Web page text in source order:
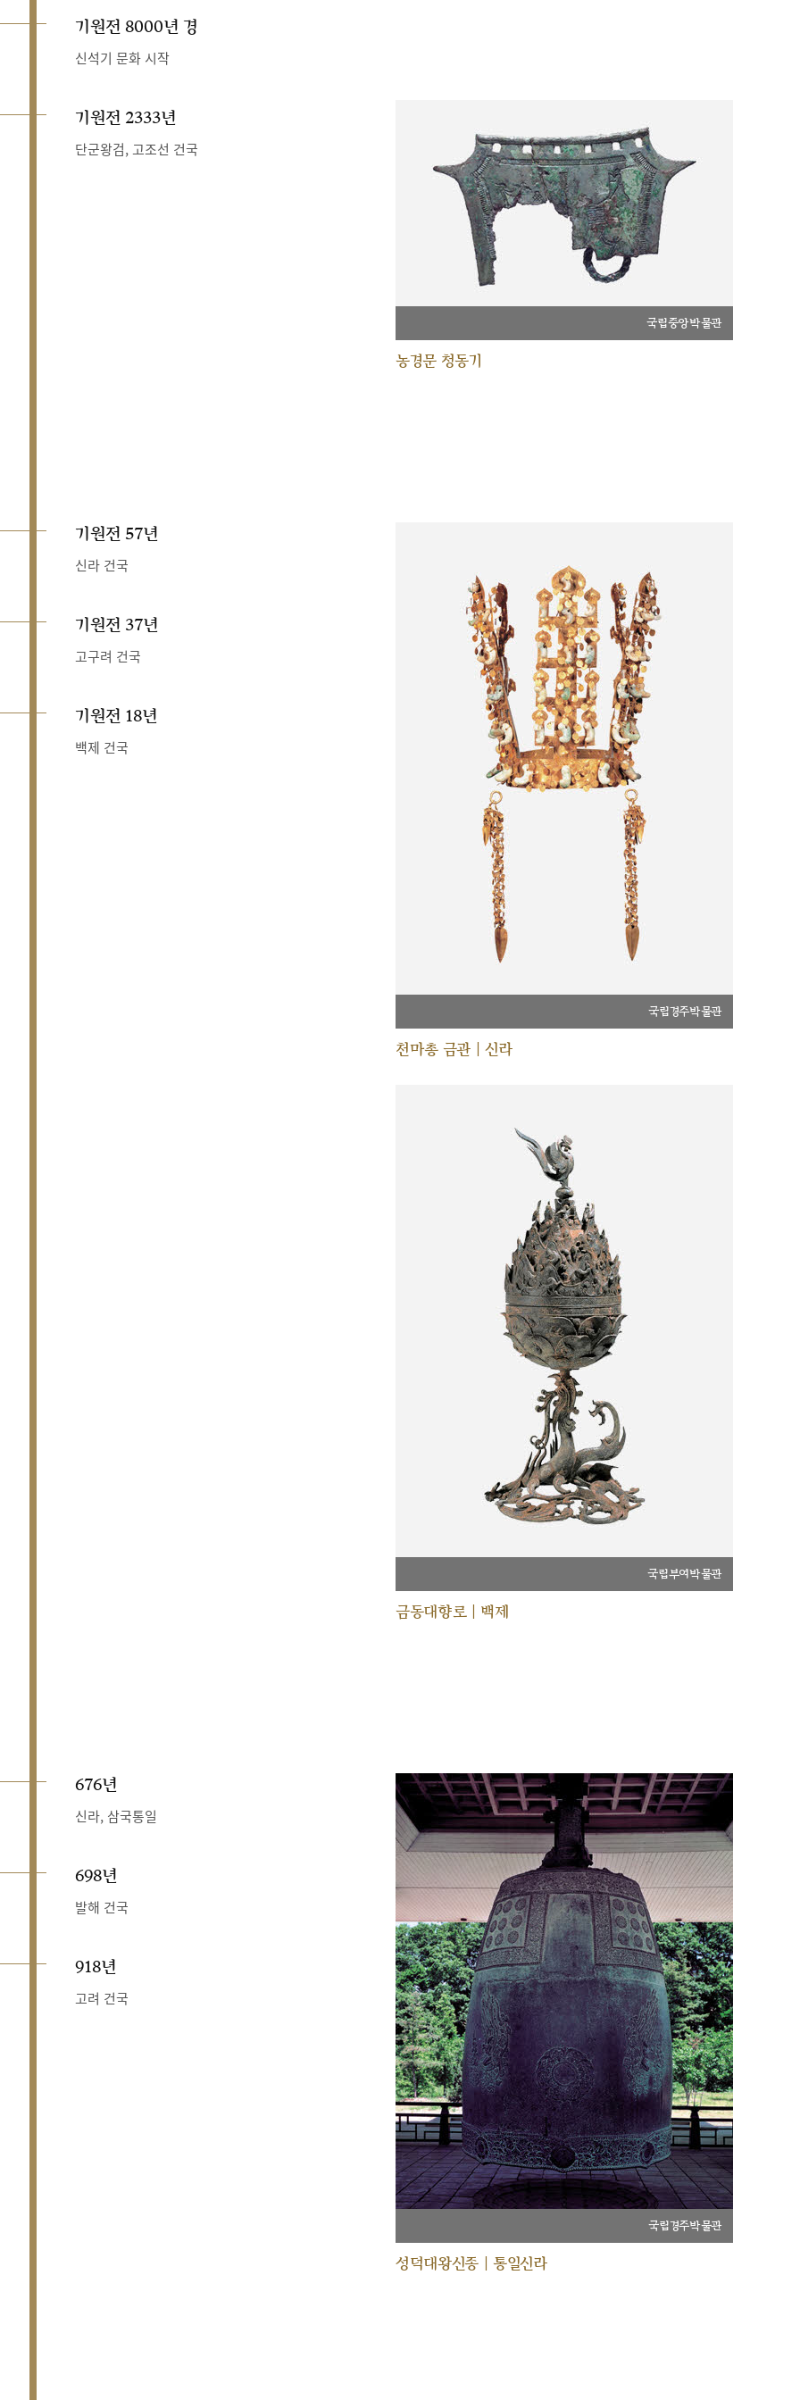
기원전 8000년 경
신석기 문화 시작
기원전 2333년
단군왕검, 고조선 건국
국립중앙박물관
농경문 청동기
기원전 57년
신라 건국
기원전 37년
고구려 건국
기원전 18년
백제 건국
국립경주박물관
천마총 금관 | 신라
국립부여박물관
금동대향로 | 백제
676년
신라, 삼국통일
698년
발해 건국
918년
고려 건국
국립경주박물관
성덕대왕신종 | 통일신라